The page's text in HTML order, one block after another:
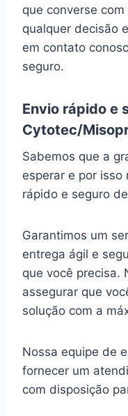
que converse
qualquer decisão
em contato
seguro.
Envio rápido e
Cytotec/
Sabemos que a
esperar e por isso
rápido e seguro
Garantimos um
entrega ágil e
que você precisa.
assegurar que
solução com a
Nossa equipe de
fornecer um
com disposição